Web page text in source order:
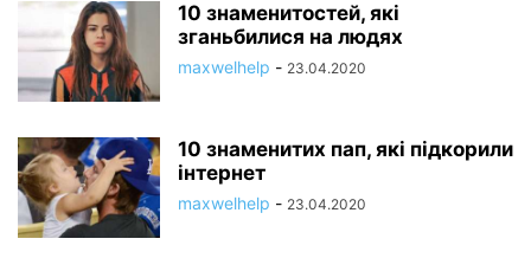
10 знаменитостей, які
зганьбилися на людях
maxwelhelp - 23.04.2020
10 знаменитих пап, які підкорили
інтернет
maxwelhelp - 23.04.2020